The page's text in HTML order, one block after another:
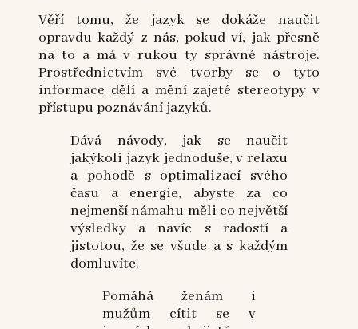
Věří tomu, že jazyk se dokáže naučit
opravdu každý z nás, pokud ví, jak přesně
na to a má v rukou ty správné nástroje.
Prostřednictvím své tvorby se o tyto
informace dělí a mění zajeté stereotypy v
přístupu poznávání jazyků.
Dává návody, jak se naučit
jakýkoli jazyk jednoduše, v relaxu
a pohodě s optimalizací svého
času a energie, abyste za co
nejmenší námahu měli co největší
výsledky a navíc s radostí a
jistotou, že se všude a s každým
domluvíte.
Pomáhá ženám i
mužům cítit se v